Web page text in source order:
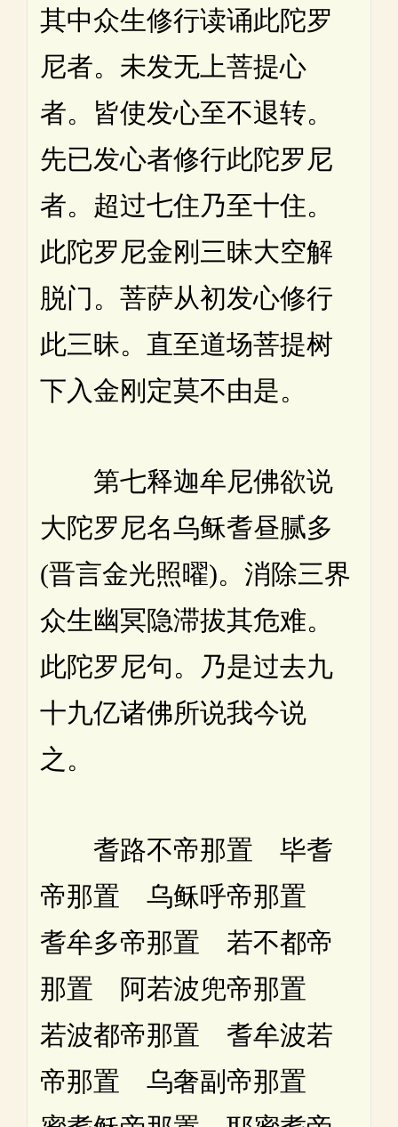
其中众生修行读诵此陀罗
尼者。未发无上菩提心
者。皆使发心至不退转。
先已发心者修行此陀罗尼
者。超过七住乃至十住。
此陀罗尼金刚三昧大空解
脱门。菩萨从初发心修行
此三昧。直至道场菩提树
下入金刚定莫不由是。
第七释迦牟尼佛欲说
大陀罗尼名乌稣耆昼腻多
(晋言金光照曜)。消除三界
众生幽冥隐滞拔其危难。
此陀罗尼句。乃是过去九
十九亿诸佛所说我今说
之。
耆路不帝那置 毕耆
帝那置 乌稣呼帝那置
耆牟多帝那置 若不都帝
那置 阿若波兜帝那置
若波都帝那置 耆牟波若
帝那置 乌奢副帝那置